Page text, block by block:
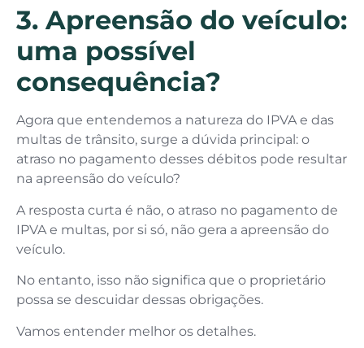
3. Apreensão do veículo:
uma possível
consequência?
Agora que entendemos a natureza do IPVA e das
multas de trânsito, surge a dúvida principal: o
atraso no pagamento desses débitos pode resultar
na apreensão do veículo?
A resposta curta é não, o atraso no pagamento de
IPVA e multas, por si só, não gera a apreensão do
veículo.
No entanto, isso não significa que o proprietário
possa se descuidar dessas obrigações.
Vamos entender melhor os detalhes.